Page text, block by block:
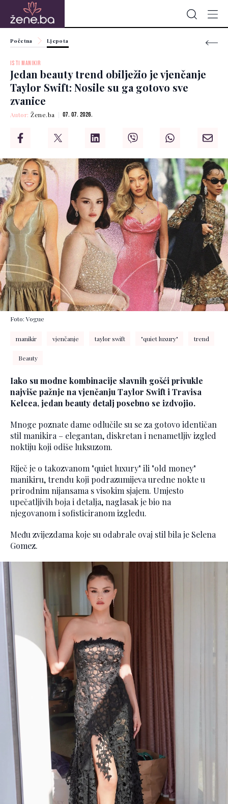
Početna Ljepota
ISTI MANIKIR
Jedan beauty trend obilježio je vjenčanje
Taylor Swift: Nosile su ga gotovo sve
zvanice
Autor:Žene.ba 07. 07. 2026.
Foto: Vogue
manikir vjenčanje taylor swift "quiet luxury" trend
Beauty
Iako su modne kombinacije slavnih gošći privukle
najviše pažnje na vjenčanju Taylor Swift i Travisa
Kelcea, jedan beauty detalj posebno se izdvojio.
Mnoge poznate dame odlučile su se za gotovo identičan
stil manikira – elegantan, diskretan i nenametljiv izgled
noktiju koji odiše luksuzom.
Riječ je o takozvanom "quiet luxury" ili "old money"
manikiru, trendu koji podrazumijeva uredne nokte u
prirodnim nijansama s visokim sjajem. Umjesto
upečatljivih boja i detalja, naglasak je bio na
njegovanom i sofisticiranom izgledu.
Među zvijezdama koje su odabrale ovaj stil bila je Selena
Gomez.